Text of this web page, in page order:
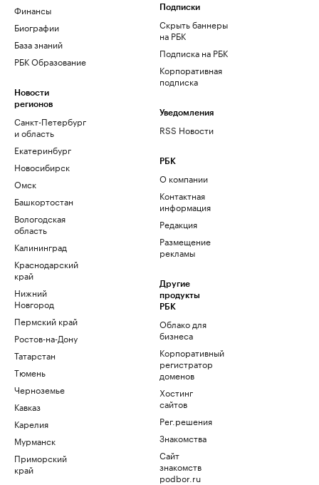
Финансы
Биографии
База знаний
РБК Образование
Новости
регионов
Санкт-Петербург
и область
Екатеринбург
Новосибирск
Омск
Башкортостан
Вологодская
область
Калининград
Краснодарский
край
Нижний
Новгород
Пермский край
Ростов-на-Дону
Татарстан
Тюмень
Черноземье
Кавказ
Карелия
Мурманск
Приморский
край
Подписки
Скрыть баннеры
на РБК
Подписка на РБК
Корпоративная
подписка
Уведомления
RSS Новости
РБК
О компании
Контактная
информация
Редакция
Размещение
рекламы
Другие
продукты
РБК
Облако для
бизнеса
Корпоративный
регистратор
доменов
Хостинг
сайтов
Рег.решения
Знакомства
Сайт
знакомств
podbor.ru